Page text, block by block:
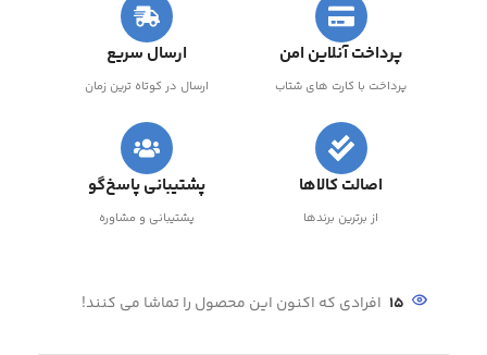
پرداخت آنلاین امن
پرداخت با کارت های شتاب
ارسال سریع
ارسال در کوتاه ترین زمان
اصالت کالاها
از برترین برندها
پشتیبانی پاسخ‌گو
پشتیبانی و مشاوره
15 افرادی که اکنون این محصول را تماشا می کنند!